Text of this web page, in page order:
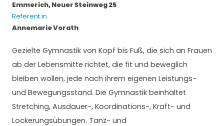
Referent:in
Annemarie Vorath
Emmerich, Neuer Steinweg 25
Gezielte Gymnastik von Kopf bis Fuß, die sich an Frauen
ab der Lebensmitte richtet, die fit und beweglich
bleiben wollen, jede nach ihrem eigenen Leistungs-
und Bewegungsstand. Die Gymnastik beinhaltet
Stretching, Ausdauer-, Koordinations-, Kraft- und
Lockerungsübungen. Tanz- und